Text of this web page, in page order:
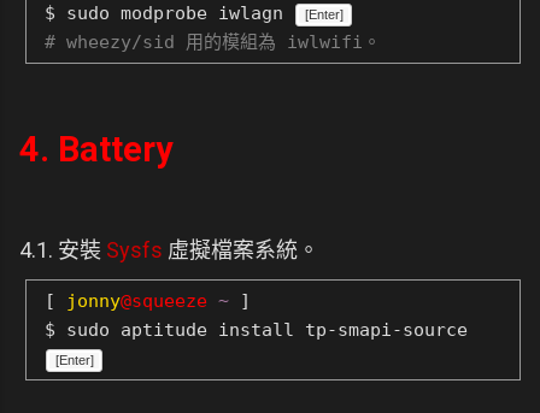
$ sudo modprobe iwlagn
[Enter]
# wheezy/sid 用的模組為 iwlwifi。
4. Battery
4.1. 安裝 Sysfs 虛擬檔案系統。
[ jonny@squeeze ~ ]
$ sudo aptitude install tp-smapi-source
[Enter]